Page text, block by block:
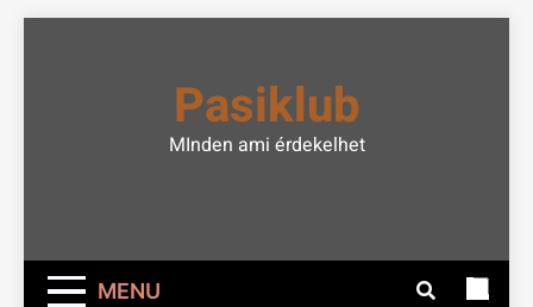
Pasiklub
MInden ami érdekelhet
MENU